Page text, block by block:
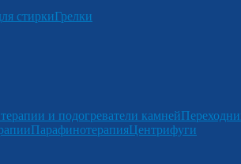
стиркиГрелки
и подогреватели камней
ПарафинотерапияЦентрифуги